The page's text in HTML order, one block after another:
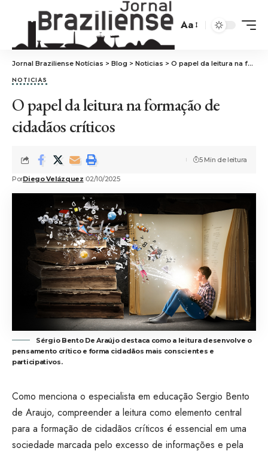
Aa
Jornal Braziliense Notícias > Blog > Noticias > O papel da leitura na formação de cidadãos críticos
NOTICIAS
O papel da leitura na formação de
cidadãos críticos
PorDiego Velázquez 02/10/2025
5 Min de leitura
Sérgio Bento De Araújo destaca como a leitura desenvolve o
pensamento crítico e forma cidadãos mais conscientes e
participativos.
Como menciona o especialista em educação Sergio Bento
de Araujo, compreender a leitura como elemento central
para a formação de cidadãos críticos é essencial em uma
sociedade marcada pelo excesso de informações e pela